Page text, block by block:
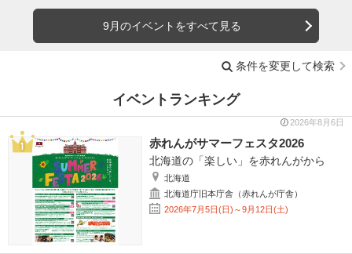
9月のイベントをすべて見る
条件を変更して検索
イベントランキング
2026年8月6日
赤れんがサマーフェスタ2026
北海道の「楽しい」を赤れんがから
北海道
北海道庁旧本庁舎（赤れんが庁舎）
2026年7月5日(日)～9月12日(土)